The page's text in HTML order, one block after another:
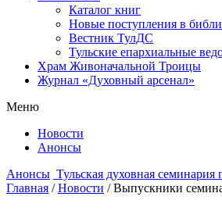
Каталог книг
Новые поступления в
Вестник ТулДС
Тульские епархиальные
Храм Живоначальной Троицы
Журнал «Духовный арсенал»
Меню
Новости
Анонсы
Анонсы Тульская духовная
Главная / Новости / Выпускники